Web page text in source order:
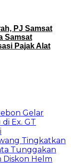
PJ Samsat
Samsat
Pajak Alat
Gelar
Ex. GT
Tingkatkan
Tunggakan
Diskon Helm